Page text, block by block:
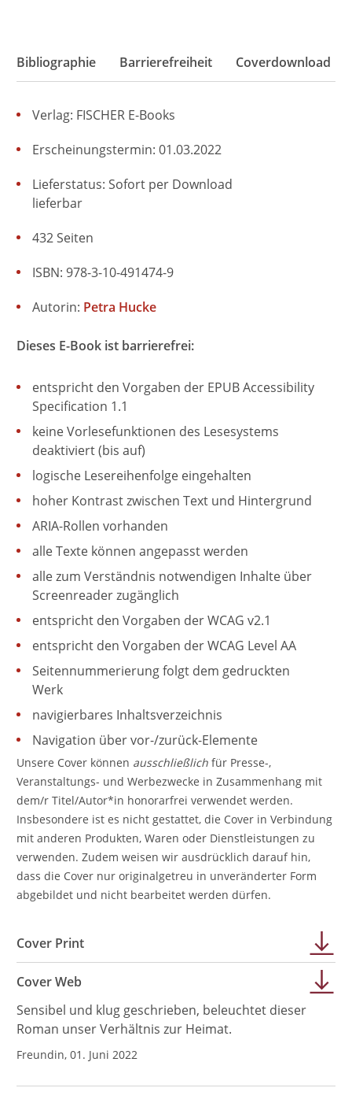
Bibliographie Barrierefreiheit Coverdownload
Verlag: FISCHER E-Books
Erscheinungstermin: 01.03.2022
Lieferstatus: Sofort per Download
lieferbar
ISBN: 978-3-10-491474-9
432 Seiten
Autorin: Petra Hucke
Dieses E-Book ist barrierefrei:
entspricht den Vorgaben der EPUB Accessibility
Specification 1.1
keine Vorlesefunktionen des Lesesystems
deaktiviert (bis auf)
logische Lesereihenfolge eingehalten
hoher Kontrast zwischen Text und Hintergrund
ARIA-Rollen vorhanden
alle Texte können angepasst werden
alle zum Verständnis notwendigen Inhalte über
Screenreader zugänglich
entspricht den Vorgaben der WCAG v2.1
entspricht den Vorgaben der WCAG Level AA
Seitennummerierung folgt dem gedruckten
Werk
navigierbares Inhaltsverzeichnis
Navigation über vor-/zurück-Elemente
Unsere Cover können ausschließlichfür Presse-,
Veranstaltungs- und Werbezwecke in Zusammenhang mit
dem/r Titel/Autor*in honorarfrei verwendet werden.
Insbesondere ist es nicht gestattet, die Cover in Verbindung
mit anderen Produkten, Waren oder Dienstleistungen zu
verwenden. Zudem weisen wir ausdrücklich darauf hin,
dass die Cover nur originalgetreu in unveränderter Form
abgebildet und nicht bearbeitet werden dürfen.
Cover Print
Cover Web
Sensibel und klug geschrieben, beleuchtet dieser
Roman unser Verhältnis zur Heimat.
Freundin, 01. Juni 2022